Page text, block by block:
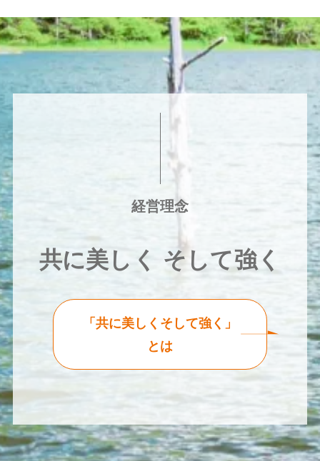
経営理念
共に美しく そして強く
「共に美しくそして強く」
とは